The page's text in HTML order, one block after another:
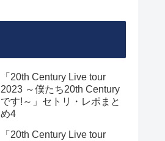
「20th Century Live tour
2023 ～僕たち20th Century
です!～」セトリ・レポまと
め4
「20th Century Live tour